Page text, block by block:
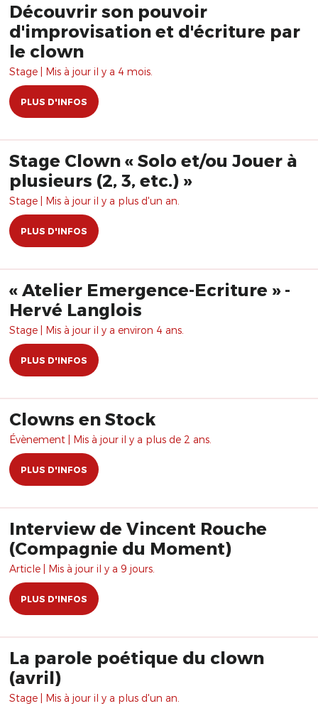
Découvrir son pouvoir
d'improvisation et d'écriture par
le clown
Stage | Mis à jour il y a 4 mois.
PLUS D'INFOS
Stage Clown « Solo et/ou Jouer à
plusieurs (2, 3, etc.) »
Stage | Mis à jour il y a plus d'un an.
PLUS D'INFOS
« Atelier Emergence-Ecriture » -
Hervé Langlois
Stage | Mis à jour il y a environ 4 ans.
PLUS D'INFOS
Clowns en Stock
Évènement | Mis à jour il y a plus de 2 ans.
PLUS D'INFOS
Interview de Vincent Rouche
(Compagnie du Moment)
Article | Mis à jour il y a 9 jours.
PLUS D'INFOS
La parole poétique du clown
(avril)
Stage | Mis à jour il y a plus d'un an.